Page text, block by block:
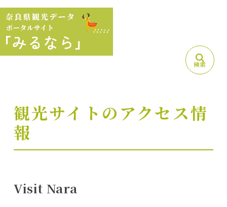
検索
観光サイトのアクセス情
報
Visit Nara